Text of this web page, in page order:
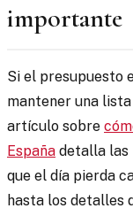
importante
Si el presupuesto
mantener una
artículo sobre
España detalla las
que el día pierda
hasta los detalles